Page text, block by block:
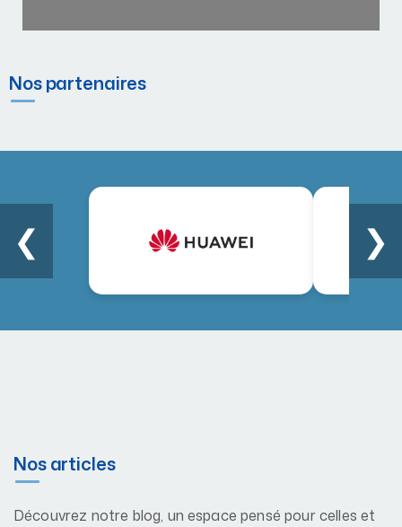
Nos partenaires
❮ ❯
Nos articles
Découvrez notre blog, un espace pensé pour celles et